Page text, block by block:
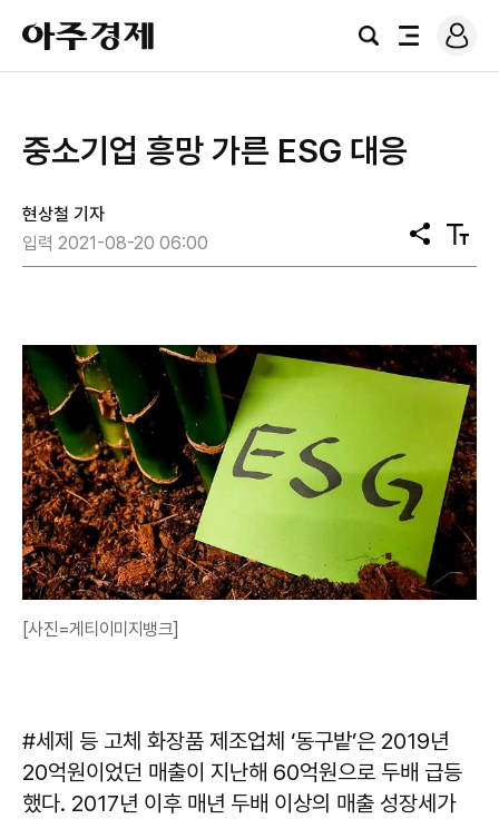
아
주
경
검
전
로
그
중소기업 흥망 가른 ESG 대응
현상철 기자
입력 2021-08-20 06:00
공
유
텍
스
[사진=게티이미지뱅크]
#세제 등 고체 화장품 제조업체 ‘동구밭’은 2019년
20억원이었던 매출이 지난해 60억원으로 두배 급등
했다. 2017년 이후 매년 두배 이상의 매출 성장세가